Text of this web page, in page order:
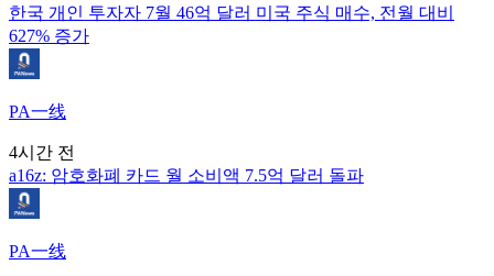
한국 개인 투자자 7월 46억 달러 미국 주식 매수, 전월 대비
627% 증가
PA一线
4시간 전
a16z: 암호화폐 카드 월 소비액 7.5억 달러 돌파
PA一线